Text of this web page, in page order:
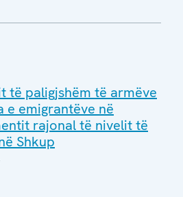
të paligjshëm të armëve
e emigrantëve në
rajonal të nivelit të
Shkup